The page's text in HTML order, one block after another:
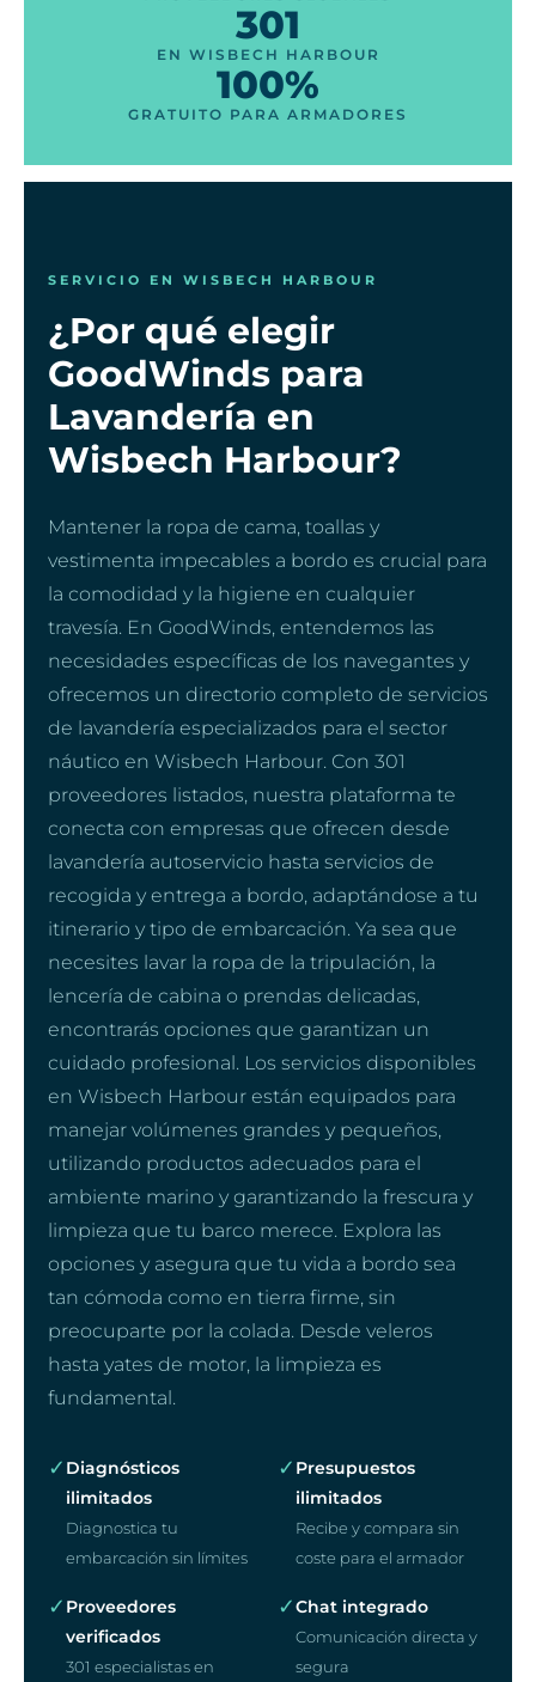
301
EN WISBECH HARBOUR
100%
GRATUITO PARA ARMADORES
SERVICIO EN WISBECH HARBOUR
¿Por qué elegir
GoodWinds para
Lavandería en
Wisbech Harbour?
Mantener la ropa de cama, toallas y
vestimenta impecables a bordo es crucial para
la comodidad y la higiene en cualquier
travesía. En GoodWinds, entendemos las
necesidades específicas de los navegantes y
ofrecemos un directorio completo de servicios
de lavandería especializados para el sector
náutico en Wisbech Harbour. Con 301
proveedores listados, nuestra plataforma te
conecta con empresas que ofrecen desde
lavandería autoservicio hasta servicios de
recogida y entrega a bordo, adaptándose a tu
itinerario y tipo de embarcación. Ya sea que
necesites lavar la ropa de la tripulación, la
lencería de cabina o prendas delicadas,
encontrarás opciones que garantizan un
cuidado profesional. Los servicios disponibles
en Wisbech Harbour están equipados para
manejar volúmenes grandes y pequeños,
utilizando productos adecuados para el
ambiente marino y garantizando la frescura y
limpieza que tu barco merece. Explora las
opciones y asegura que tu vida a bordo sea
tan cómoda como en tierra firme, sin
preocuparte por la colada. Desde veleros
hasta yates de motor, la limpieza es
fundamental.
✓ Diagnósticos
ilimitados
Diagnostica tu
embarcación sin límites
✓ Presupuestos
ilimitados
Recibe y compara sin
coste para el armador
✓ Proveedores
verificados
301 especialistas en
✓Chat integrado
Comunicación directa y
segura